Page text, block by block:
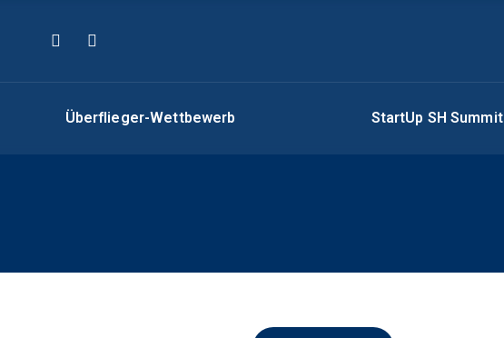
Überflieger-Wettbewerb StartUp SH Summit